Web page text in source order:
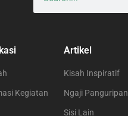
Kegiatan
Artikel
Kisah Inspiratif
Ngaji Panguripan
Sisi Lain